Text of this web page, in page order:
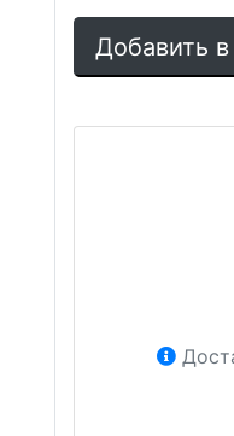
Добавить